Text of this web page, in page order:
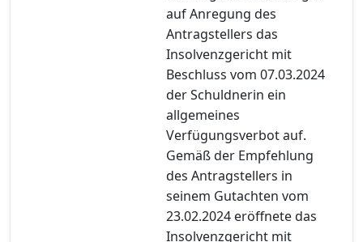
auf Anregung des
Antragstellers das
Insolvenzgericht mit
Beschluss vom 07.03.2024
der Schuldnerin ein
allgemeines
Verfügungsverbot auf.
Gemäß der Empfehlung
des Antragstellers in
seinem Gutachten vom
23.02.2024 eröffnete das
Insolvenzgericht mit